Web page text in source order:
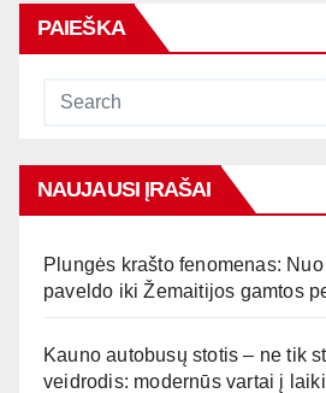
PAIEŠKA
NAUJAUSI ĮRAŠAI
Plungės krašto fenomenas:
paveldo iki Žemaitijos gamtos
Kauno autobusų stotis – ne tik
veidrodis: modernūs vartai į